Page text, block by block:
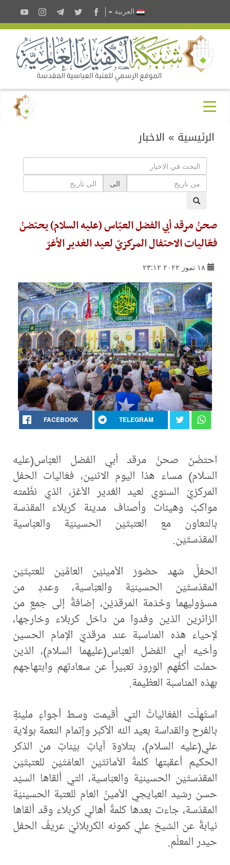
العربية
الرئيسية » الاخبار
الى
صحنُ مرقد أبي الفضل العبّاس (عليه السلام) يحتضنُ
فعّاليات الاحتفال المركزيّ لعيد الغدير الأغرّ
١٨ تموز ٢٠٢٢ ٢٣:١٢
FACEBOOK TELEGRAM
احتضَنَ صحنُ مرقد أبي الفضل العبّاس(عليه
السلام) مساء هذا اليوم الاثنين، فعّاليات الحفل
المركزيّ السنوي لعيد الغدير الأغرّ، الذي نظّمته
مواكبُ وهيئات وأصناف مدينة كربلاء المقدّسة
بالتعاون مع العتبتَيْن الحسينيّة والعبّاسية
المقدّستَيْن.
الحفلُ شهد حضورَ الأمينَيْن العامَّيْن للعتبتَيْن
المقدّستَيْن الحسينيّة والعبّاسية، وعددٍ من
مسؤوليهما وخَدَمة المرقدَيْن، إضافةً إلى جمعٍ من
الزائرين الذين وفدوا من داخل كربلاء وخارجها،
لإحياء هذه المناسبة عند مرقدَيْ الإمام الحسين
وأخيه أبي الفضل العبّاس(عليهما السلام)، الذين
حملت أكفّهم الورودَ تعبيراً عن سعادتهم وابتهاجهم
بهذه المناسبة العظيمة.
استُهِلّت الفعّالياتُ التي أُقيمت وسط أجواءٍ مليئةٍ
بالفرح والقداسة بعيد الله الأكبر وإتمام النعمة بولاية
علي(عليه السلام)، بتلاوة آياتٍ بيّناتٍ من الذكر
الحكيم أعقبتها كلمةُ الأمانتَيْن العامّتَيْن للعتبتَيْن
المقدّستَيْن الحسينيّة والعبّاسية، التي ألقاها السيّد
حسن رشيد العبايجي الأمينُ العام للعتبة الحسينيّة
المقدّسة، جاءت بعدها كلمةُ أهالي كربلاء وقد ألقاها
نيابةً عن الشيخ علي كمونه الكربلائيّ عريفُ الحفل
حيدر المعلّم.